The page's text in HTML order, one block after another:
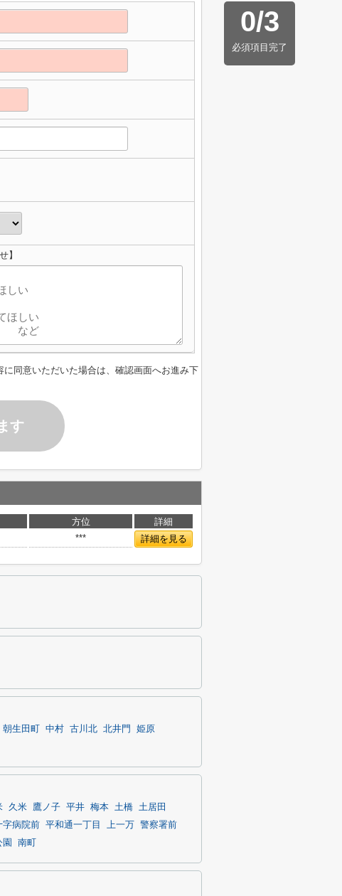
0/3
必須項目完了
】
同意いただいた場合は、確認画面へお進み下
す
方位
詳細
*** 詳細を見る
朝生田町 中村 古川北 北井門
姫原
久米 鷹ノ子 平井 梅本 土橋 土居田
字病院前 平和通一丁目 上一万
警察署前
園 南町